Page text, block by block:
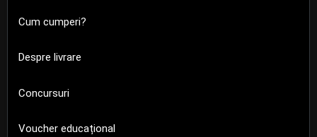
Cum cumperi?
Despre livrare
Concursuri
Voucher educațional